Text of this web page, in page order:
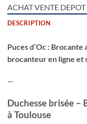
ACHAT VENTE
DESCRIPTION
Puces d’Oc :
brocanteur en ligne et
—
Duchesse brisée –
à Toulouse